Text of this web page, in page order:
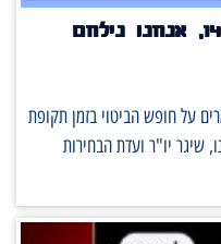
לא יסתמו את הפה לערוץ 14, אנחנו נילחם
שומרים על חופש הביטוי בזמן תקופת
שיגר יו"ר ועדת הבחירות